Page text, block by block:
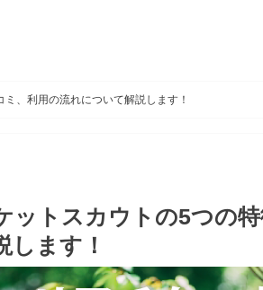
、利用の流れについて解説します！
ットスカウトの5つの
します！